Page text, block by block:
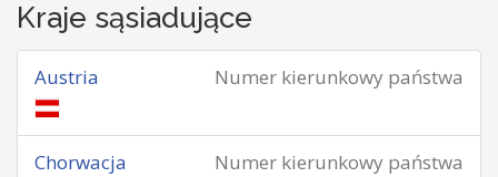
Kraje sąsiadujące
Numer kierunkowy państwa
Austria
Numer kierunkowy państwa
Chorwacja